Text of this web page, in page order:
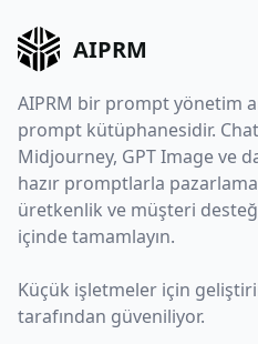
AIPRM
AIPRM bir prompt yönetim
prompt kütüphanesidir.
Midjourney, GPT Image ve
hazır promptlarla
üretkenlik ve müşteri
içinde tamamlayın.
Küçük işletmeler için
tarafından güveniliyor.